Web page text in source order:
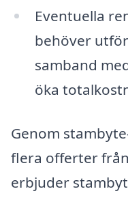
Eventuella
behöver
samband
öka
Genom
flera offerter
erbjuder